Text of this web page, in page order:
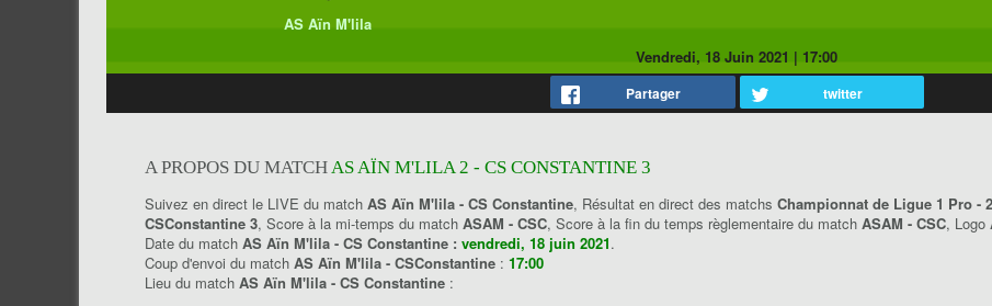
AS Aïn M'lila
Vendredi, 18 Juin 2021 | 17:00
Partager twitter
A PROPOS DU MATCHAS AÏN M'LILA 2 - CS CONSTANTINE 3
Suivez en direct le LIVE du match AS Aïn M'lila - CS Constantine, Résultat en direct des matchs Championnat de Ligue 1 Pro -
CSConstantine 3, Score à la mi-temps du match ASAM - CSC, Score à la fin du temps règlementaire du match ASAM - CSC, Logo
Date du match AS Aïn M'lila - CS Constantine : vendredi, 18 juin 2021.
Coup d'envoi du match AS Aïn M'lila - CSConstantine : 17:00
Lieu du match AS Aïn M'lila - CS Constantine :